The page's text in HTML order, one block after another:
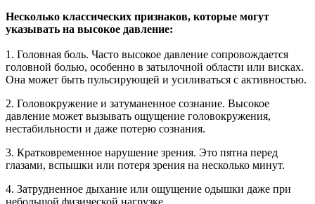
Несколько классических признаков, которые могут
указывать на высокое давление:
1. Головная боль. Часто высокое давление сопровождается
головной болью, особенно в затылочной области или висках.
Она может быть пульсирующей и усиливаться с активностью.
2. Головокружение и затуманенное сознание. Высокое
давление может вызывать ощущение головокружения,
нестабильности и даже потерю сознания.
3. Кратковременное нарушение зрения. Это пятна перед
глазами, вспышки или потеря зрения на несколько минут.
4. Затрудненное дыхание или ощущение одышки даже при